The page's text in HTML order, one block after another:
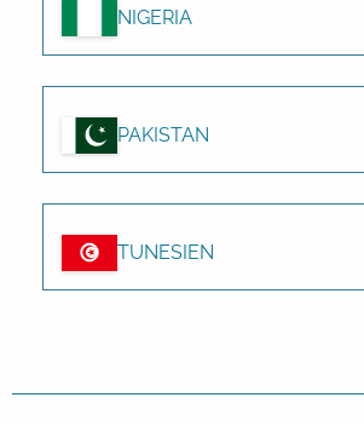
NIGERIA
PAKISTAN
TUNESIEN